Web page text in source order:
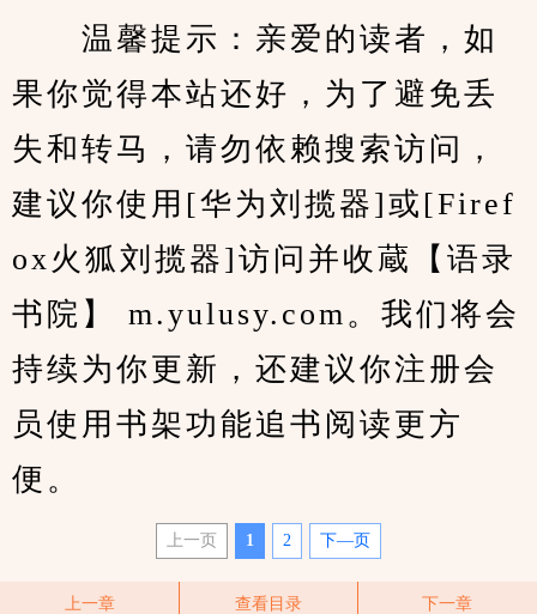
温馨提示：亲爱的读者，如
果你觉得本站还好，为了避免丢
失和转马，请勿依赖搜索访问，
建议你使用[华为刘揽器]或[Firef
ox火狐刘揽器]访问并收蔵【语录
书院】 m.yulusy.com。我们将会
持续为你更新，还建议你注册会
员使用书架功能追书阅读更方
便。
上一页 1 2 下—页
上一章 查看目录 下一章